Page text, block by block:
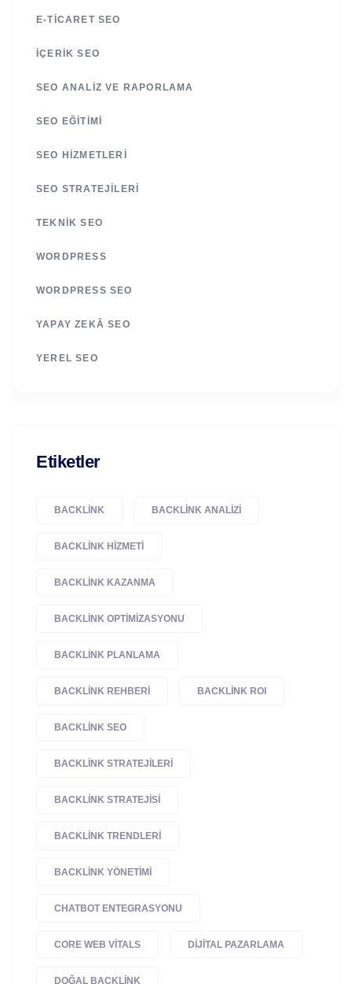
E-TICARET SEO
İÇERIK SEO
SEO ANALIZ VE RAPORLAMA
SEO EĞITIMI
SEO HIZMETLERI
SEO STRATEJILERI
TEKNIK SEO
WORDPRESS
WORDPRESS SEO
YAPAY ZEKÂ SEO
YEREL SEO
Etiketler
BACKLINK BACKLINK ANALIZI
BACKLINK HIZMETI
BACKLINK KAZANMA
BACKLINK OPTIMIZASYONU
BACKLINK PLANLAMA
BACKLINK REHBERI BACKLINK ROI
BACKLINK SEO
BACKLINK STRATEJILERI
BACKLINK STRATEJISI
BACKLINK TRENDLERI
BACKLINK YÖNETIMI
CHATBOT ENTEGRASYONU
CORE WEB VITALS DIJITAL PAZARLAMA
DOĞAL BACKLINK